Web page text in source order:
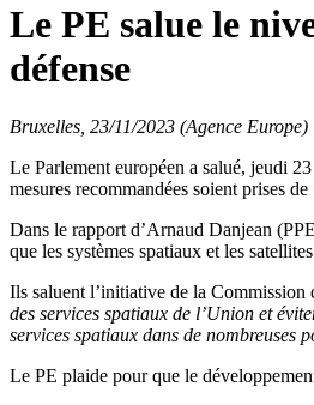
Le PE salue le
défense
Bruxelles, 23/11/2023 (Agence Europe)
Le Parlement européen a salué, jeudi
mesures recommandées soient prises de
Dans le rapport d’Arnaud Danjean
que les systèmes spatiaux et les
Ils saluent l’initiative de la
des services spatiaux de l’Union et
services spatiaux dans de nombreuses
Le PE plaide pour que le